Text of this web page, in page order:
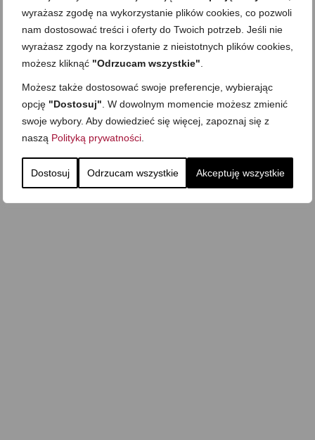
wyrażasz zgodę na wykorzystanie plików cookies, co pozwoli
nam dostosować treści i oferty do Twoich potrzeb. Jeśli nie
wyrażasz zgody na korzystanie z nieistotnych plików cookies,
możesz kliknąć "Odrzucam wszystkie"
Możesz także dostosować swoje preferencje, wybierając
opcję "Dostosuj" . W dowolnym momencie możesz zmienić
swoje wybory. Aby dowiedzieć się więcej, zapoznaj się z
naszą Polityką prywatności
Dostosuj Odrzucam wszystkie Akceptuję wszystkie
Gołąbki z cukinii
prosta sałatka
Najprostszy klasyczny
(zawsze się uda!)